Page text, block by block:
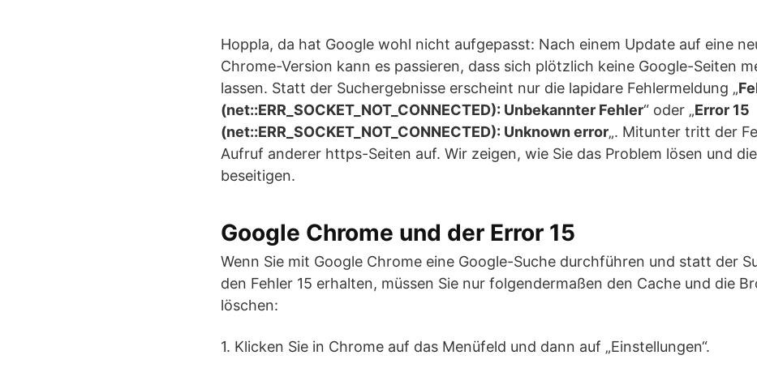
Hoppla, da hat Google wohl nicht aufgepasst: Nach einem Update auf eine
Chrome-Version kann es passieren, dass sich plötzlich keine Google-Seiten
lassen. Statt der Suchergebnisse erscheint nur die lapidare Fehlermeldung „
(net::ERR_SOCKET_NOT_CONNECTED): Unbekannter Fehler“ oder „Error 15
(net::ERR_SOCKET_NOT_CONNECTED): Unknown error„. Mitunter tritt der
Aufruf anderer https-Seiten auf. Wir zeigen, wie Sie das Problem lösen und
beseitigen.
Google Chrome und der Error 15
Wenn Sie mit Google Chrome eine Google-Suche durchführen und statt der
den Fehler 15 erhalten, müssen Sie nur folgendermaßen den Cache und die
löschen:
1. Klicken Sie in Chrome auf das Menüfeld und dann auf „Einstellungen“.